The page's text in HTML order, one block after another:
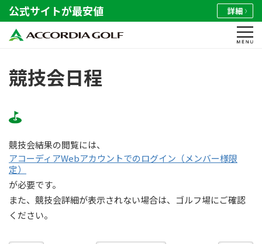
公式サイトが最安値 詳細
競技会日程
競技会結果の閲覧には、
アコーディアWebアカウントでのログイン（メンバー様限
定）
が必要です。
また、競技会詳細が表示されない場合は、ゴルフ場にご確認
ください。